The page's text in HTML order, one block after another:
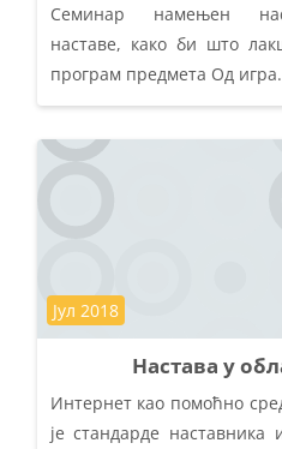
Семинар намењен
наставе, како би што
програм предмета Од
Настава у
Kategorija kursa
Јул 2018
Интернет као помоћно
је стандарде